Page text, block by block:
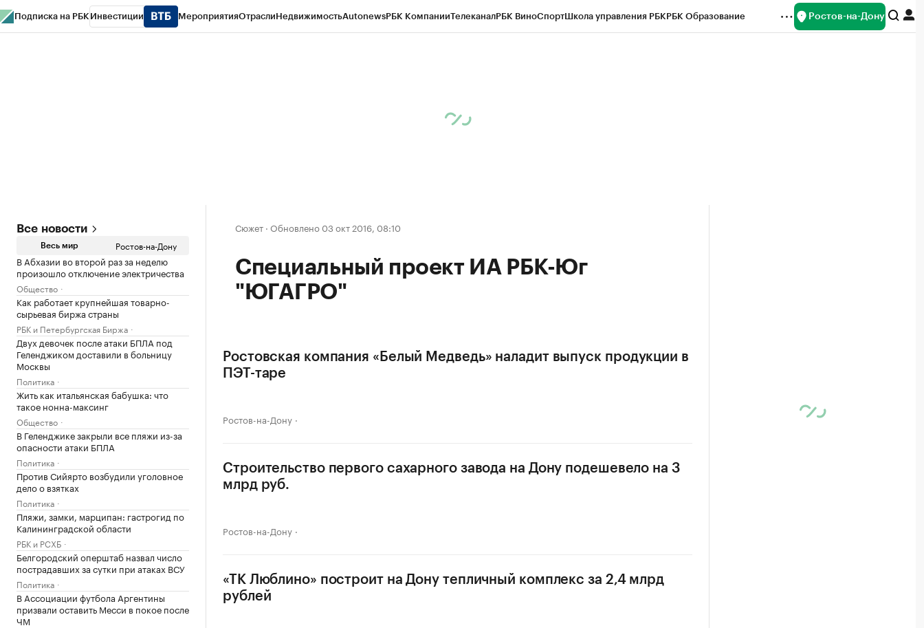
Подписка на РБК Инвестиции МероприятияОтраслиНедвижимостьAutonewsРБК КомпанииТелеканалРБК ВиноСпортШкола управления РБКРБК Образование Ростов-на-Дону
Все новости
Весь мир Ростов-на-Дону
В Абхазии во второй раз за неделю
произошло отключение электричества
Общество
Как работает крупнейшая товарно-
сырьевая биржа страны
РБК и Петербургская Биржа
Двух девочек после атаки БПЛА под
Геленджиком доставили в больницу
Москвы
Политика
Жить как итальянская бабушка: что
такое нонна-максинг
Общество
В Геленджике закрыли все пляжи из-за
опасности атаки БПЛА
Политика
Против Сийярто возбудили уголовное
дело о взятках
Политика
Пляжи, замки, марципан: гастрогид по
Калининградской области
РБК и РСХБ
Белгородский оперштаб назвал число
пострадавших за сутки при атаках ВСУ
Политика
В Ассоциации футбола Аргентины
призвали оставить Месси в покое после
ЧМ
Сюжет · Обновлено 03 окт 2016, 08:10
Специальный проект ИА РБК-Юг
"ЮГАГРО"
Ростовская компания «Белый Медведь» наладит выпуск продукции в
ПЭТ-таре
Ростов-на-Дону
Строительство первого сахарного завода на Дону подешевело на 3
млрд руб.
Ростов-на-Дону
«ТК Люблино» построит на Дону тепличный комплекс за 2,4 млрд
рублей